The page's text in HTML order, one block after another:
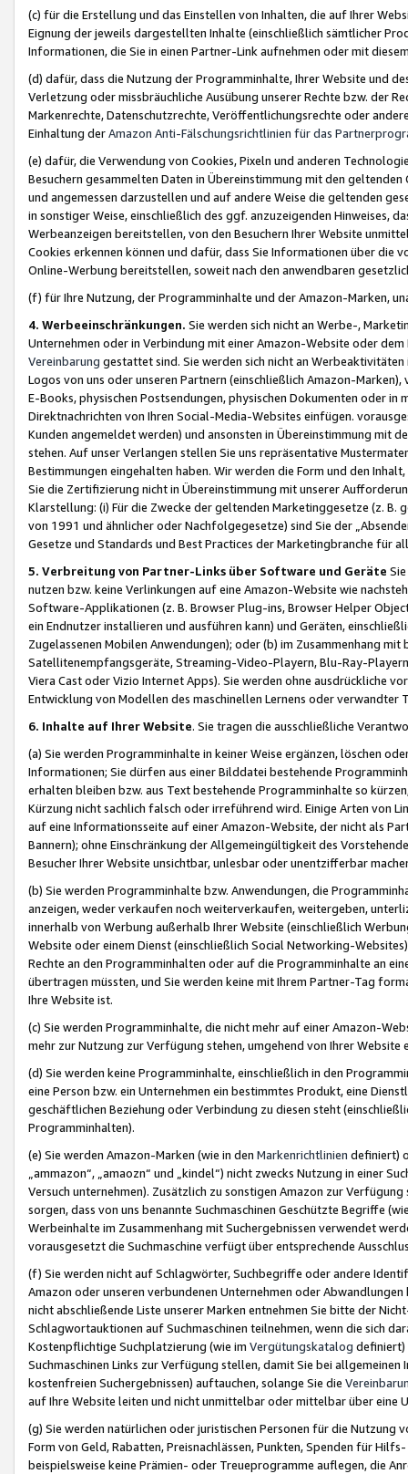
(c) für die Erstellung und das Einstellen von Inhalten, die auf Ihrer
Eignung der jeweils dargestellten Inhalte (einschließlich sämtlicher
Informationen, die Sie in einen Partner-Link aufnehmen oder mit
(d) dafür, dass die Nutzung der Programminhalte, Ihrer Website und
Verletzung oder missbräuchliche Ausübung unserer Rechte bzw. der
Markenrechte, Datenschutzrechte, Veröffentlichungsrechte oder
Einhaltung derAmazon Anti-Fälschungsrichtlinien für das
(e) dafür, die Verwendung von Cookies, Pixeln und anderen
Besuchern gesammelten Daten in Übereinstimmung mit den
und angemessen darzustellen und auf andere Weise die geltenden
in sonstiger Weise, einschließlich des ggf. anzuzeigenden Hinweises,
Werbeanzeigen bereitstellen, von den Besuchern Ihrer Website
Cookies erkennen können und dafür, dass Sie Informationen über die
Online-Werbung bereitstellen, soweit nach den anwendbaren
(f) für Ihre Nutzung, der Programminhalte und der Amazon-Marken,
4. Werbeeinschränkungen. Sie werden sich nicht an Werbe-,
Unternehmen oder in Verbindung mit einer Amazon-Website oder
Vereinbarung gestattet sind. Sie werden sich nicht an
Logos von uns oder unseren Partnern (einschließlich Amazon-
E-Books, physischen Postsendungen, physischen Dokumenten oder in
Direktnachrichten von Ihren Social-Media-Websites einfügen.
Kunden angemeldet werden) und ansonsten in Übereinstimmung mit
stehen. Auf unser Verlangen stellen Sie uns repräsentative
Bestimmungen eingehalten haben. Wir werden die Form und den
Sie die Zertifizierung nicht in Übereinstimmung mit unserer
Klarstellung: (i) Für die Zwecke der geltenden Marketinggesetze (z. B.
von 1991 und ähnlicher oder Nachfolgegesetze) sind Sie der
Gesetze und Standards und Best Practices der Marketingbranche für
5. Verbreitung von Partner-Links über Software und Geräte
nutzen bzw. keine Verlinkungen auf eine Amazon-Website wie
Software-Applikationen (z. B. Browser Plug-ins, Browser Helper
ein Endnutzer installieren und ausführen kann) und Geräten,
Zugelassenen Mobilen Anwendungen); oder (b) im Zusammenhang
Satellitenempfangsgeräte, Streaming-Video-Playern, Blu-Ray-
Viera Cast oder Vizio Internet Apps). Sie werden ohne ausdrückliche
Entwicklung von Modellen des maschinellen Lernens oder
6. Inhalte auf Ihrer Website. Sie tragen die ausschließliche
(a) Sie werden Programminhalte in keiner Weise ergänzen, löschen
Informationen; Sie dürfen aus einer Bilddatei bestehende
erhalten bleiben bzw. aus Text bestehende Programminhalte so
Kürzung nicht sachlich falsch oder irreführend wird. Einige Arten von
auf eine Informationsseite auf einer Amazon-Website, der nicht als
Bannern); ohne Einschränkung der Allgemeingültigkeit des
Besucher Ihrer Website unsichtbar, unlesbar oder unentzifferbar
(b) Sie werden Programminhalte bzw. Anwendungen, die
anzeigen, weder verkaufen noch weiterverkaufen, weitergeben,
innerhalb von Werbung außerhalb Ihrer Website (einschließlich
Website oder einem Dienst (einschließlich Social Networking-
Rechte an den Programminhalten oder auf die Programminhalte an
übertragen müssten, und Sie werden keine mit Ihrem Partner-Tag
Ihre Website ist.
(c) Sie werden Programminhalte, die nicht mehr auf einer Amazon-
mehr zur Nutzung zur Verfügung stehen, umgehend von Ihrer
(d) Sie werden keine Programminhalte, einschließlich in den
eine Person bzw. ein Unternehmen ein bestimmtes Produkt, eine
geschäftlichen Beziehung oder Verbindung zu diesen steht
Programminhalten).
(e) Sie werden Amazon-Marken (wie in den Markenrichtlinien definiert)
„ammazon“, „amaozn“ und „kindel“) nicht zwecks Nutzung in einer
Versuch unternehmen). Zusätzlich zu sonstigen Amazon zur
sorgen, dass von uns benannte Suchmaschinen Geschützte Begriffe
Werbeinhalte im Zusammenhang mit Suchergebnissen verwendet
vorausgesetzt die Suchmaschine verfügt über entsprechende
(f) Sie werden nicht auf Schlagwörter, Suchbegriffe oder andere
Amazon oder unseren verbundenen Unternehmen oder
nicht abschließende Liste unserer Marken entnehmen Sie bitte der
Schlagwortauktionen auf Suchmaschinen teilnehmen, wenn die sich
Kostenpflichtige Suchplatzierung (wie im Vergütungskatalog definiert)
Suchmaschinen Links zur Verfügung stellen, damit Sie bei
kostenfreien Suchergebnissen) auftauchen, solange Sie die
auf Ihre Website leiten und nicht unmittelbar oder mittelbar über eine
(g) Sie werden natürlichen oder juristischen Personen für die Nutzung
Form von Geld, Rabatten, Preisnachlässen, Punkten, Spenden für
beispielsweise keine Prämien- oder Treueprogramme auflegen, die